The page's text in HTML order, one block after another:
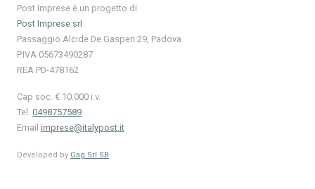
Post Imprese è un progetto di
Post Imprese srl
Passaggio Alcide De Gasperi 29, Padova
P.IVA 05673490287
REA PD-478162
Cap soc. € 10.000 i.v.
Tel. 0498757589
Email imprese@italypost.it
Developed by Gag Srl SB